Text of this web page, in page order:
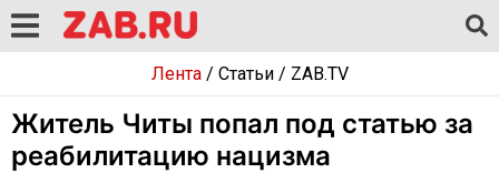
Лента/ Статьи/ ZAB.TV
Житель Читы попал под статью за
реабилитацию нацизма